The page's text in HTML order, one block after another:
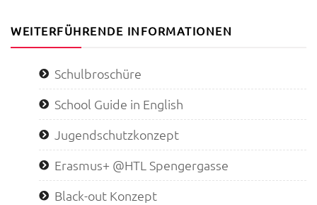
WEITERFÜHRENDE INFORMATIONEN
Schulbroschüre
School Guide in English
Jugendschutzkonzept
Erasmus+ @HTL Spengergasse
Black-out Konzept